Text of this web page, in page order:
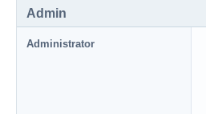
Admin
Administrator